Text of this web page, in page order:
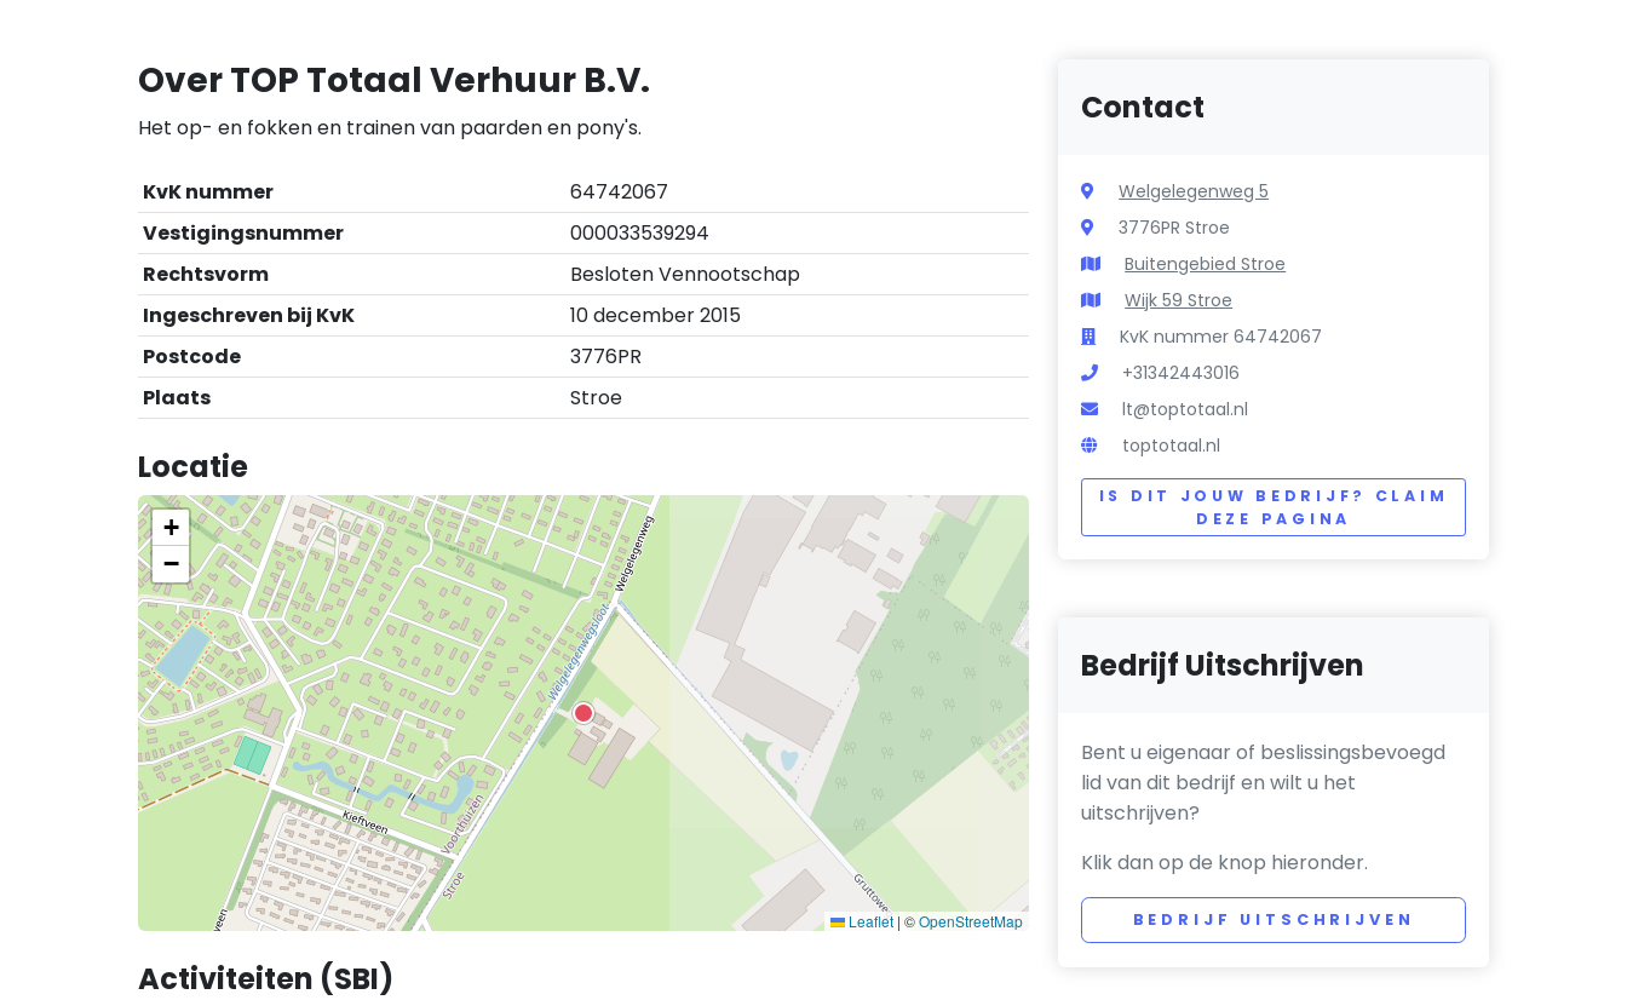
Over TOP Totaal Verhuur B.V.
Het op- en fokken en trainen van paarden en pony's.
KvK nummer
64742067
Vestigingsnummer
000033539294
Rechtsvorm
Besloten Vennootschap
Ingeschreven bij KvK
10 december 2015
Postcode
3776PR
Plaats
Stroe
Locatie
+
−
Leaflet | ©OpenStreetMap
Activiteiten (SBI)
Contact
Welgelegenweg 5
3776PR Stroe
Buitengebied Stroe
Wijk 59 Stroe
KvK nummer 64742067
+31342443016
lt@toptotaal.nl
toptotaal.nl
IS DIT JOUW BEDRIJF? CLAIM
DEZE PAGINA
Bedrijf Uitschrijven
Bent u eigenaar of beslissingsbevoegd
lid van dit bedrijf en wilt u het
uitschrijven?
Klik dan op de knop hieronder.
BEDRIJF UITSCHRIJVEN